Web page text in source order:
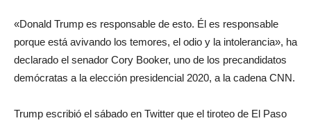
«Donald Trump es responsable de esto. Él es responsable
porque está avivando los temores, el odio y la intolerancia», ha
declarado el senador Cory Booker, uno de los precandidatos
demócratas a la elección presidencial 2020, a la cadena CNN.
Trump escribió el sábado en Twitter que el tiroteo de El Paso